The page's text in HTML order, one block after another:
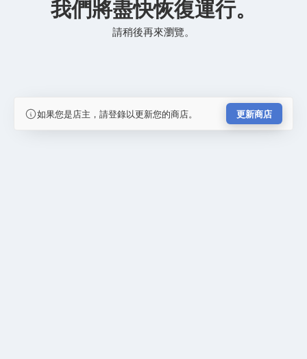
我們將盡快恢復運行。
請稍後再來瀏覽。
如果您是店主，請登錄以更新您的商店。 更新商店